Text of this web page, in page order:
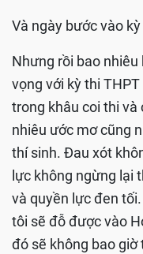
Và ngày bước vào
Nhưng rồi bao
vọng với kỳ thi
trong khâu coi thi
nhiêu ước mơ cũng
thí sinh. Đau xót
lực không ngừng lại
và quyền lực đen
tôi sẽ đỗ được vào
đó sẽ không bao